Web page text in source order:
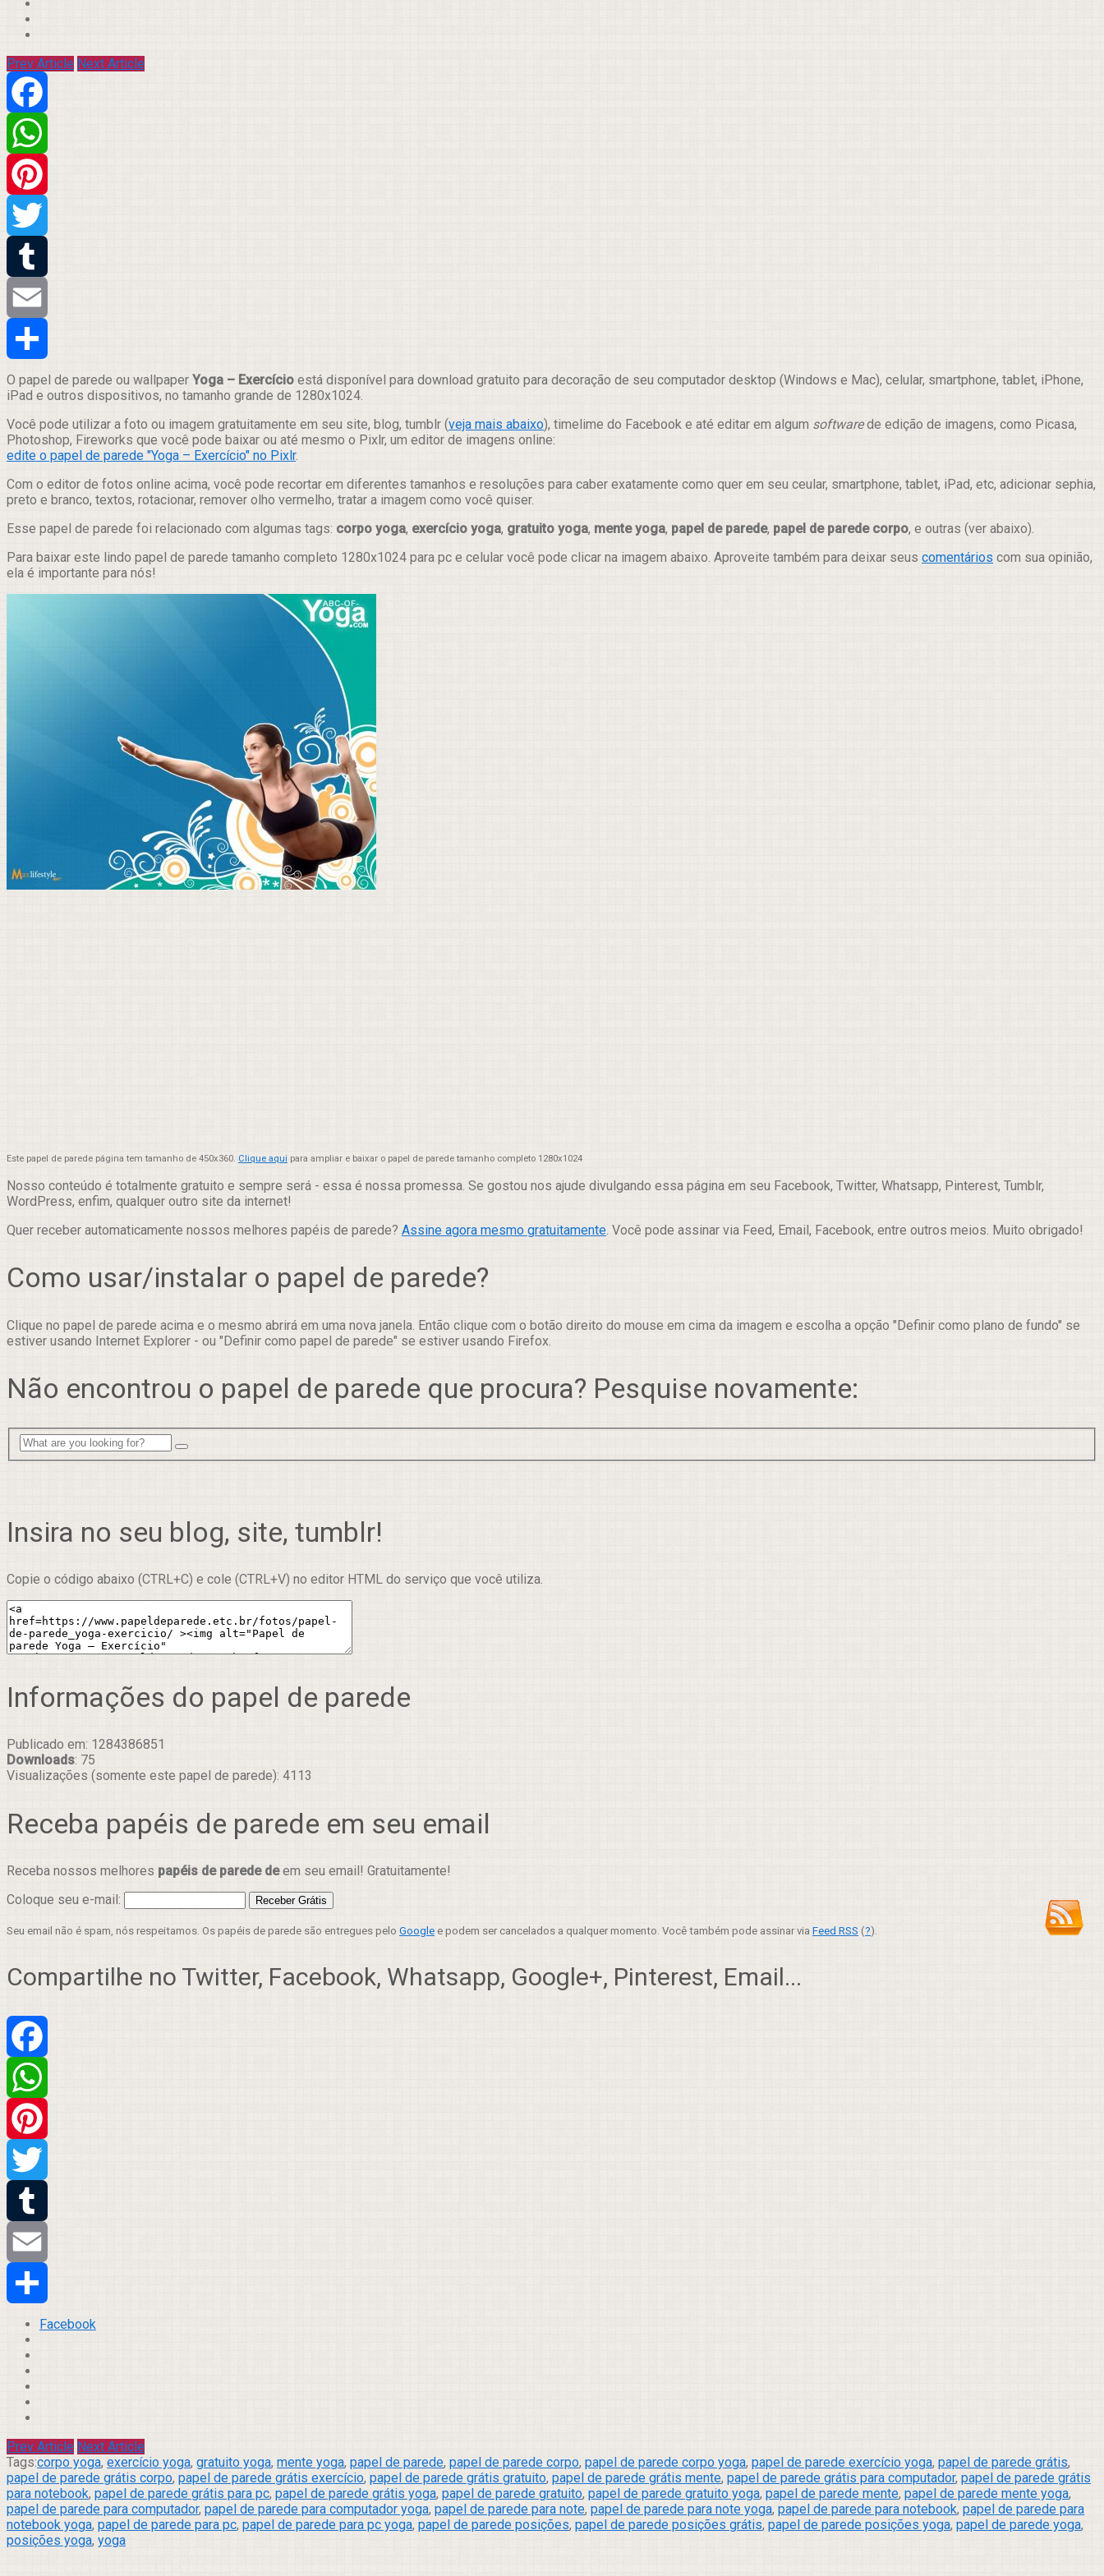
Prev Article Next Article
Facebook
WhatsApp
Pinterest
Twitter
Tumblr
Email
Compartilhar
O papel de parede ou wallpaper Yoga – Exercício está disponível para download gratuito para decoração de seu computador desktop (Windows e Mac), celular, smartphone, tablet, iPhone,
iPad e outros dispositivos, no tamanho grande de 1280x1024.
Você pode utilizar a foto ou imagem gratuitamente em seu site, blog, tumblr (veja mais abaixo), timelime do Facebook e até editar em algum softwarede edição de imagens, como Picasa,
Photoshop, Fireworks que você pode baixar ou até mesmo o Pixlr, um editor de imagens online:
edite o papel de parede "Yoga – Exercício" no Pixlr.
Com o editor de fotos online acima, você pode recortar em diferentes tamanhos e resoluções para caber exatamente como quer em seu ceular, smartphone, tablet, iPad, etc, adicionar sephia,
preto e branco, textos, rotacionar, remover olho vermelho, tratar a imagem como você quiser.
Esse papel de parede foi relacionado com algumas tags: corpo yoga, exercício yoga, gratuito yoga, mente yoga, papel de parede, papel de parede corpo, e outras (ver abaixo).
Para baixar este lindo papel de parede tamanho completo 1280x1024 para pc e celular você pode clicar na imagem abaixo. Aproveite também para deixar seus comentários com sua opinião,
ela é importante para nós!
Este papel de parede página tem tamanho de 450x360. Clique aqui para ampliar e baixar o papel de parede tamanho completo 1280x1024
Nosso conteúdo é totalmente gratuito e sempre será - essa é nossa promessa. Se gostou nos ajude divulgando essa página em seu Facebook, Twitter, Whatsapp, Pinterest, Tumblr,
WordPress, enfim, qualquer outro site da internet!
Quer receber automaticamente nossos melhores papéis de parede? Assine agora mesmo gratuitamente. Você pode assinar via Feed, Email, Facebook, entre outros meios. Muito obrigado!
Como usar/instalar o papel de parede?
Clique no papel de parede acima e o mesmo abrirá em uma nova janela. Então clique com o botão direito do mouse em cima da imagem e escolha a opção "Definir como plano de fundo" se
estiver usando Internet Explorer - ou "Definir como papel de parede" se estiver usando Firefox.
Não encontrou o papel de parede que procura? Pesquise novamente:
Insira no seu blog, site, tumblr!
Copie o código abaixo (CTRL+C) e cole (CTRL+V) no editor HTML do serviço que você utiliza.
Informações do papel de parede
Publicado em: 1284386851
Downloads: 75
Visualizações (somente este papel de parede): 4113
Receba papéis de parede em seu email
Receba nossos melhores papéis de parede deem seu email! Gratuitamente!
Coloque seu e-mail:
Seu email não é spam, nós respeitamos. Os papéis de parede são entregues pelo Google e podem ser cancelados a qualquer momento. Você também pode assinar via Feed RSS (?).
Compartilhe no Twitter, Facebook, Whatsapp, Google+, Pinterest, Email...
Facebook
WhatsApp
Pinterest
Twitter
Tumblr
Email
Compartilhar
Facebook
Prev Article Next Article
Tags:corpo yoga, exercício yoga, gratuito yoga, mente yoga, papel de parede, papel de parede corpo, papel de parede corpo yoga, papel de parede exercício yoga, papel de parede grátis,
papel de parede grátis corpo, papel de parede grátis exercício, papel de parede grátis gratuito, papel de parede grátis mente, papel de parede grátis para computador, papel de parede grátis
para notebook, papel de parede grátis para pc, papel de parede grátis yoga, papel de parede gratuito, papel de parede gratuito yoga, papel de parede mente, papel de parede mente yoga,
papel de parede para computador, papel de parede para computador yoga, papel de parede para note, papel de parede para note yoga, papel de parede para notebook, papel de parede para
notebook yoga, papel de parede para pc, papel de parede para pc yoga, papel de parede posições, papel de parede posições grátis, papel de parede posições yoga, papel de parede yoga,
posições yoga, yoga